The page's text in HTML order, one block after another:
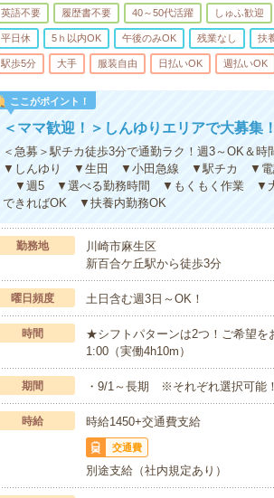
英語不要 履歴書不要 40～50代活躍 しゅふ歓迎
平日休 5ｈ以内OK 午後のみOK 残業なし 扶
駅歩5分 大手 服装自由 日払いOK 週払いOK
ここがポイント！
＜ママ歓迎！＞しんゆりエリアで大募集
＜急募＞駅チカ徒歩3分で通勤ラク！週3～OK
▼しんゆり ▼生田 ▼小田急線 ▼駅チカ ▼
▼週5 ▼選べる勤務時間 ▼もくもく作業 ▼
できればOK ▼扶養内勤務OK
勤務地
川崎市麻生区
新百合ケ丘駅から徒歩3分
曜日頻度 土日含む週3日～OK！
時間
★シフトパターンは2つ！ご希望を
1:00（実働4h10m）
期間 ・9/1～長期 ※それぞれ選択可能！
時給 時給1450+交通費支給
交通費
別途支給（社内規定あり）